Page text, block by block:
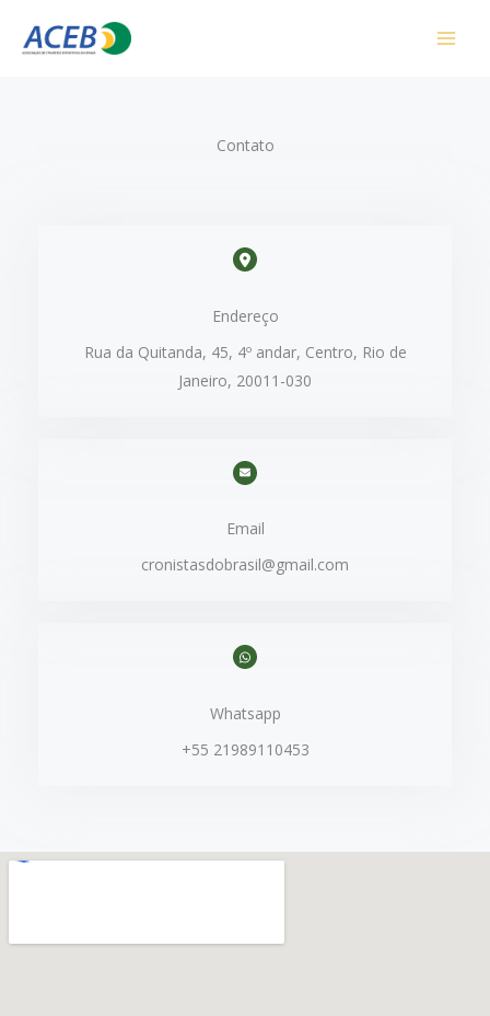
para
Contato
Endereço​
Rua da Quitanda, 45, 4º andar, Centro, Rio de
Janeiro, 20011-030
Email
cronistasdobrasil@gmail.com
Whatsapp
+55 21989110453